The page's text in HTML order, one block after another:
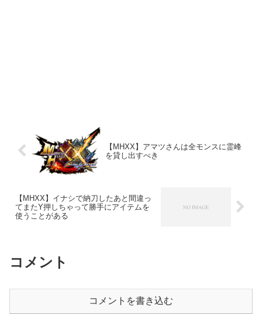
【MHXX】アマツさんは全モンスに霊峰
を貸し出すべき
【MHXX】イナシで納刀したあと間違っ
てまたY押しちゃって勝手にアイテムを
使うことがある
コメント
コメントを書き込む